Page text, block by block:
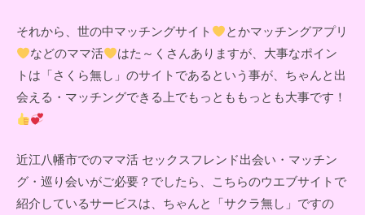
それから、世の中マッチングサイト
とかマッチングアプリ
などのママ活
はた～くさんありますが、大事なポイン
トは「さくら無し」のサイトであるという事が、ちゃんと出
会える・マッチングできる上でもっとももっとも大事です！
近江八幡市でのママ活 セックスフレンド出会い・マッチン
グ・巡り会いがご必要？でしたら、こちらのウエブサイトで
紹介しているサービスは、ちゃんと「サクラ無し」ですの